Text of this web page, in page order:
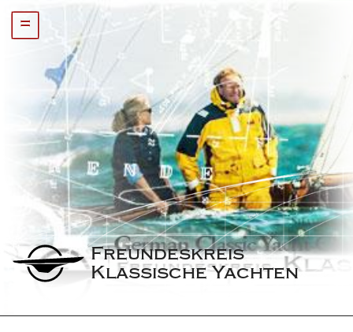
=
Freundeskreis
Klassische Yachten